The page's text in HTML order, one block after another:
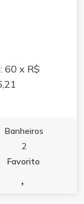
60 x R$
Banheiros
2
Favorito